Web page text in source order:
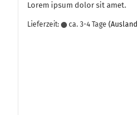
Lorem ipsum dolor sit amet.
Lieferzeit: ca. 3-4 Tage